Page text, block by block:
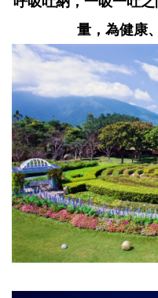
量，為健康